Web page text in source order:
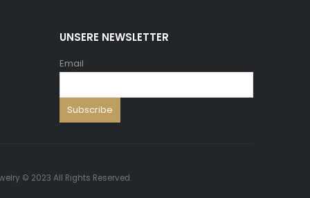
UNSERE NEWSLETTER
Email
© 2023 All Rights Reserved.